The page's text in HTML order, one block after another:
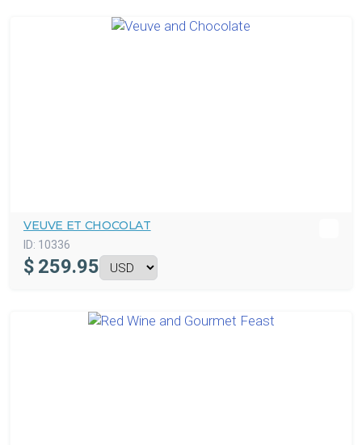
VEUVE ET CHOCOLAT
ID: 10336
$ 259.95